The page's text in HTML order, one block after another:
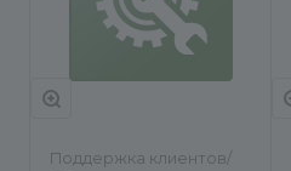
Поддержка клиентов/